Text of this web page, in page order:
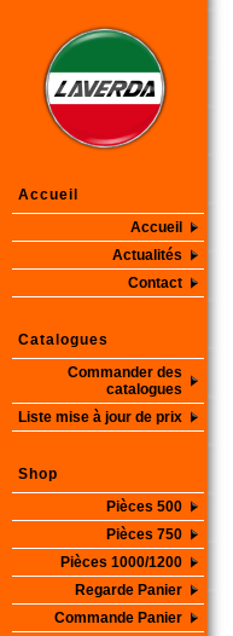
Accueil
Accueil
Actualités
Contact
Catalogues
Commander des
catalogues
Liste mise à jour de prix
Shop
Pièces 500
Pièces 750
Pièces 1000/1200
Regarde Panier
Commande Panier